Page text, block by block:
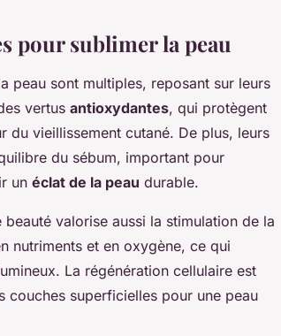
pour sublimer la peau
peau sont multiples, reposant sur leurs
vertus antioxydantes, qui protègent
du vieillissement cutané. De plus, leurs
du sébum, important pour
un éclat de la peau durable.
beauté valorise aussi la stimulation de la
nutriments et en oxygène, ce qui
La régénération cellulaire est
couches superficielles pour une peau